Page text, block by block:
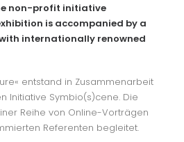
non-profit initiative
is accompanied by a
internationally renowned
entstand in Zusammenarbeit
Initiative Symbio(s)cene. Die
Reihe von Online-Vorträgen
Referenten begleitet.